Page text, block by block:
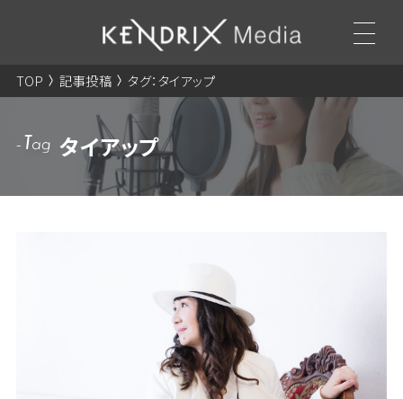
TOP 記事投稿 タグ：タイアップ
タイアップ